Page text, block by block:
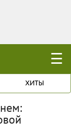
☰
ХИТЫ